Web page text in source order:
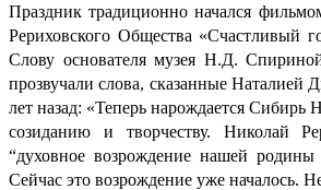
Праздник традиционно начался
Рериховского Общества «Счастливый
Слову основателя музея Н.Д.
прозвучали слова, сказанные Наталией
лет назад: «Теперь нарождается Сибирь
созиданию и творчеству. Николай
“духовное возрождение нашей
Сейчас это возрождение уже началось.